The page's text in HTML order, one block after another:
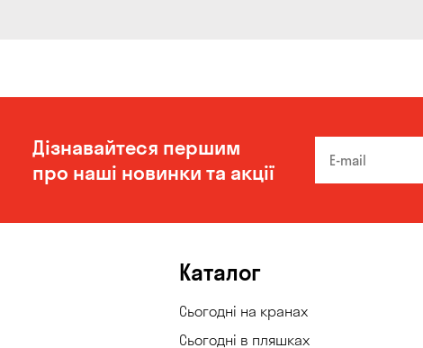
Дізнавайтеся першим
про наші новинки та акції
Каталог
Сьогодні на кранах
Сьогодні в пляшках